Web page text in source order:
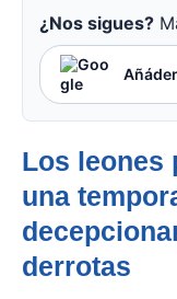
¿Nos sigues?
Los leones
una
derrotas